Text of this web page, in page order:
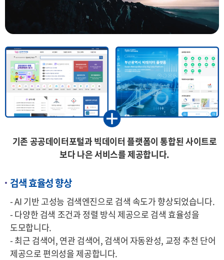
기존 공공데이터포털과 빅데이터 플랫폼이 통합된 사이트로
보다 나은 서비스를 제공합니다.
검색 효율성 향상
- AI 기반 고성능 검색엔진으로 검색 속도가 향상되었습니다.
- 다양한 검색 조건과 정렬 방식 제공으로 검색 효율성을
도모합니다.
- 최근 검색어, 연관 검색어, 검색어 자동완성, 교정 추천 단어
제공으로 편의성을 제공합니다.